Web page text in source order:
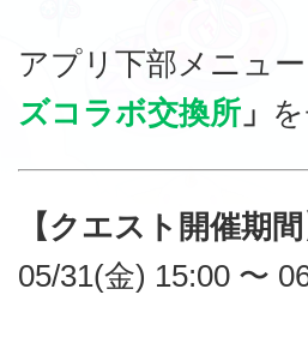
アプリ下部メニュ
ズコラボ交換所 」
【クエスト開催期間
05/31(金) 15:00 〜